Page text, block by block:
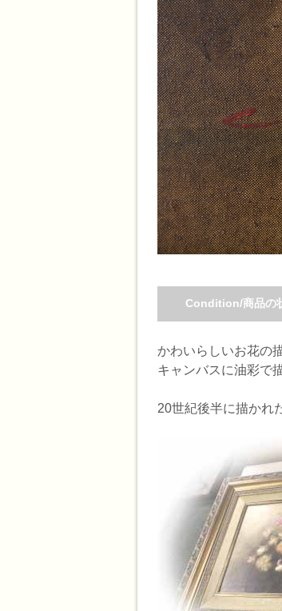
Condition/商品の
かわいらしいお花の
キャンバスに油彩で
20世紀後半に描かれ